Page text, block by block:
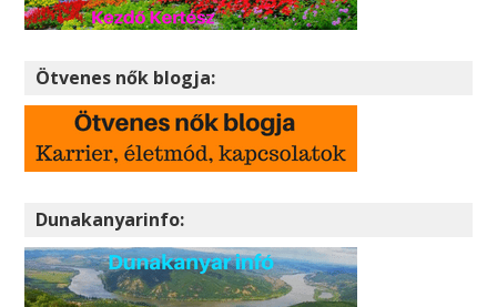
Ötvenes nők blogja:
Dunakanyarinfo: